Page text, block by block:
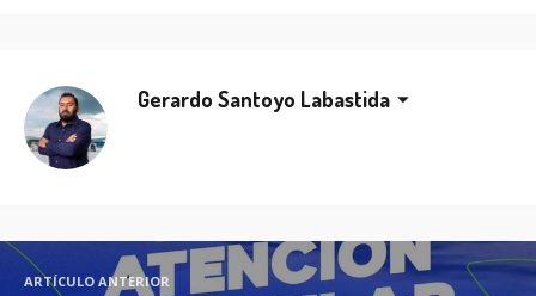
Gerardo Santoyo Labastida
ARTÍCULO ANTERIOR